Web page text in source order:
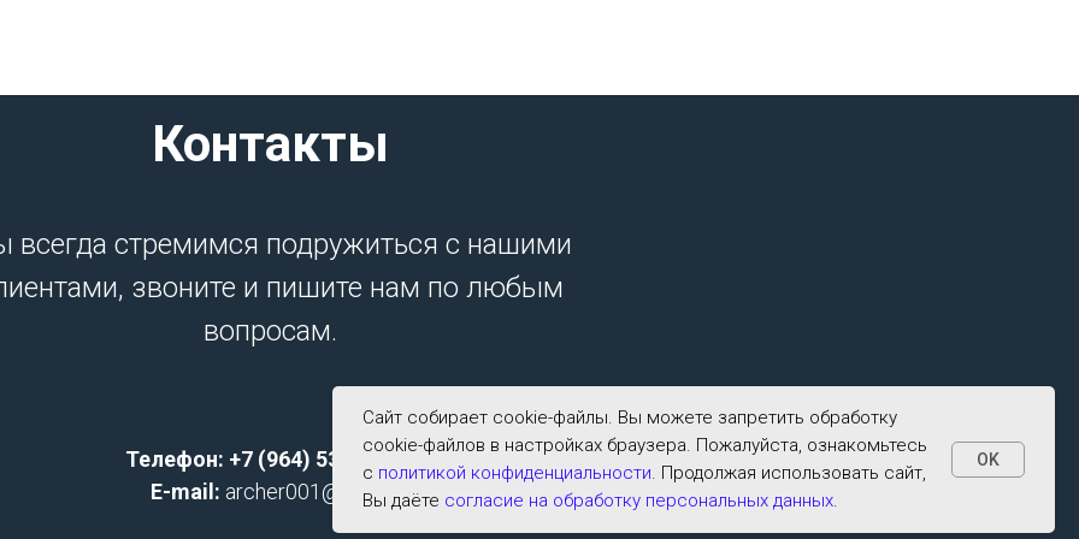
Контакты
всегда стремимся подружиться с нашими
звоните и пишите нам по любым
вопросам.
Телефон: +7 (964) 533-2591;
E-mail: archer001@list.ru
Сайт собирает cookie-файлы. Вы можете запретить обработку
cookie-файлов в настройках браузера. Пожалуйста, ознакомьтесь
с политикой конфиденциальности. Продолжая использовать сайт,
Вы даёте согласие на обработку персональных данных.
OK